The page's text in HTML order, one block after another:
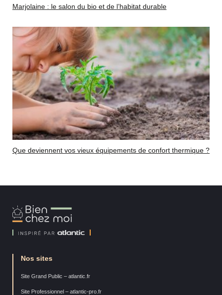
Marjolaine : le salon du bio et de l’habitat durable
Que deviennent vos vieux équipements de confort thermique ?
Bien
Chez
Nos sites
Site Grand Public – atlantic.fr
Site Professionnel – atlantic-pro.fr